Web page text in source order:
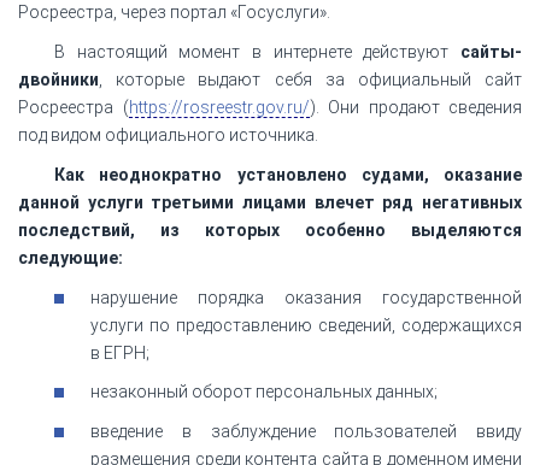
Росреестра, через портал «Госуслуги».
В настоящий момент в интернете действуют сайты-
двойники , которые выдают себя за официальный сайт
Росреестра (https://rosreestr.gov.ru/). Они продают сведения
под видом официального источника.
Как неоднократно установлено судами, оказание
данной услуги третьими лицами влечет ряд негативных
последствий, из которых особенно выделяются
следующие:
нарушение порядка оказания государственной
услуги по предоставлению сведений, содержащихся
в ЕГРН;
незаконный оборот персональных данных;
введение в заблуждение пользователей ввиду
размещения среди контента сайта в доменном имени